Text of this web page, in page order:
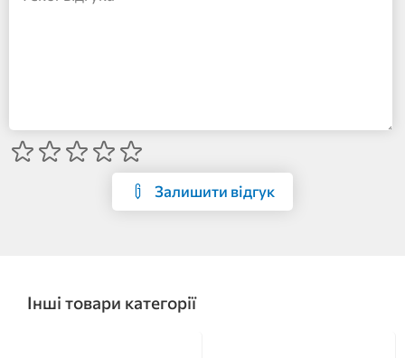
Залишити відгук
Інші товари категорії